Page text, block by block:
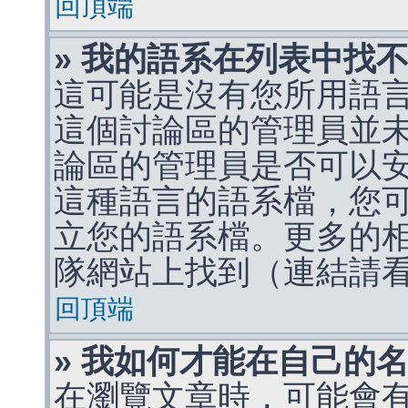
回頂端
» 我的語系在列表中找
這可能是沒有您所用語
這個討論區的管理員並
論區的管理員是否可以
這種語言的語系檔，您
立您的語系檔。更多的
隊網站上找到（連結請
回頂端
» 我如何才能在自己的
在瀏覽文章時，可能會